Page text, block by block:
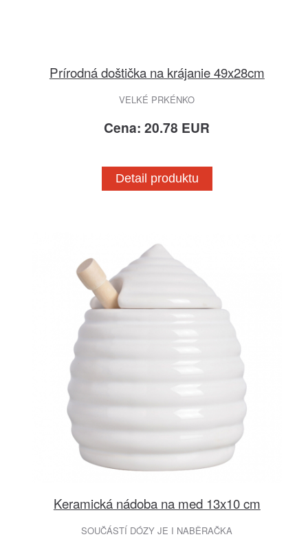
Prírodná doštička na krájanie 49x28cm
VELKÉ PRKÉNKO
Cena: 20.78 EUR
Detail produktu
Keramická nádoba na med 13x10 cm
SOUČÁSTÍ DÓZY JE I NABĚRAČKA